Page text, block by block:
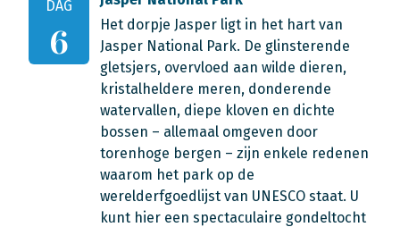
DAG
6
Het dorpje Jasper ligt in het hart van
Jasper National Park. De glinsterende
gletsjers, overvloed aan wilde dieren,
kristalheldere meren, donderende
watervallen, diepe kloven en dichte
bossen – allemaal omgeven door
torenhoge bergen – zijn enkele redenen
waarom het park op de
werelderfgoedlijst van UNESCO staat. U
kunt hier een spectaculaire gondeltocht